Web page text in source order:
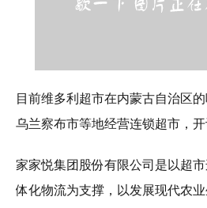
目前维多利超市在内蒙古自治区
乌兰察布市等地经营连锁超市，开
家家悦集团股份有限公司是以超
体化物流为支撑，以发展现代农